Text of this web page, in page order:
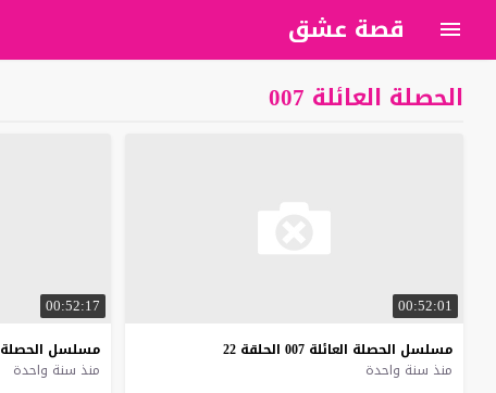
قصة عشق
الحصلة العائلة 007
00:52:01
مسلسل الحصلة العائلة 007 الحلقة 22
منذ سنة واحدة
00:52:17
مسلسل الحصلة
منذ سنة واحدة